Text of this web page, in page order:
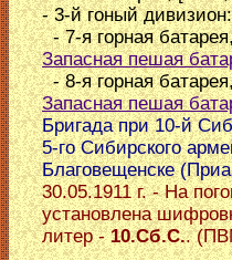
- 3-й гоный дивизион:
- 7-я горная
Запасная пешая
- 8-я горная
Запасная пешая
Бригада при 10-й
5-го Сибирского
Благовещенске
30.05.1911 г. - На
установлена
литер -10.Сб.С..